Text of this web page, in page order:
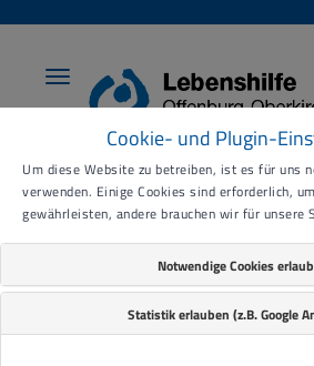
Toggle
navigation
Vielen Dank für
Bewerbung!
Cookie- und Plugin-
Um diese Website zu betreiben, ist es für uns
verwenden. Einige Cookies sind erforderlich,
gewährleisten, andere brauchen wir für unsere
Notwendige Cookies
Statistik erlauben (z.B. Google